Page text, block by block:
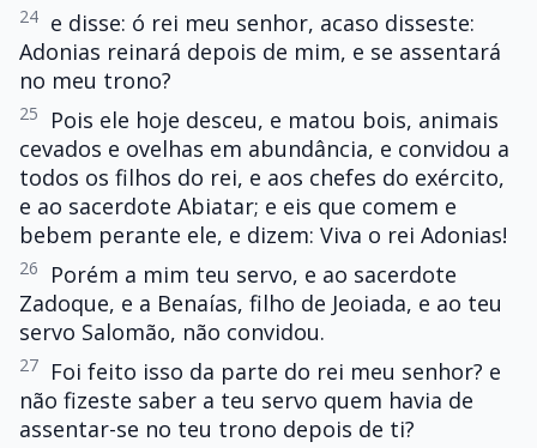
24 e disse: ó rei meu senhor, acaso disseste:
Adonias reinará depois de mim, e se assentará
no meu trono?
25
Pois ele hoje desceu, e matou bois, animais
cevados e ovelhas em abundância, e convidou a
todos os filhos do rei, e aos chefes do exército,
e ao sacerdote Abiatar; e eis que comem e
bebem perante ele, e dizem: Viva o rei Adonias!
26
Porém a mim teu servo, e ao sacerdote
Zadoque, e a Benaías, filho de Jeoiada, e ao teu
servo Salomão, não convidou.
27
Foi feito isso da parte do rei meu senhor? e
não fizeste saber a teu servo quem havia de
assentar-se no teu trono depois de ti?